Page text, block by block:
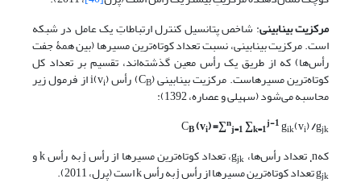
مرکزیت بینابینی: شاخص پتانسیل کنترل ارتباطاتِ یک عامل در شبکه
است. مرکزیت بینابینی، نسبت تعداد کوتاه‌ترین مسیرها (بین همۀ جفت
رأس‌ها) که از طریق یک رأس معین گذشته‌اند، تقسیم بر تعداد کل
کوتاه‌ترین مسیرهاست. مرکزیت بینابینی (CB ) رأس i(v i ) از فرمول زیر
محاسبه می‌شود (سهیلی و عصاره، 1392):
CB(vi) =∑nj=1∑k=1j-1gik(vi)/gjk
کهn ،تعداد رأس‌ها، g jk ، تعداد کوتاه‌ترین مسیرها از رأس j به رأس k و
gjk تعداد کوتاه‌ترین مسیرها از رأس j به رأس k است (پرل، 2011).